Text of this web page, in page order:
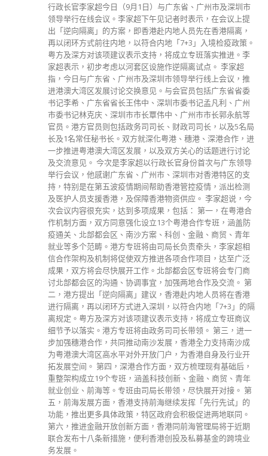
行政长官李家超今日（9月1日）与广东省、广州市及深圳市
领导举行在线会议。李家超下午见记者时表示，在会议上提
出「逆向隔离」的方案，即香港赴内地人员先在香港隔离，
再以闭环方式前往内地，以符合内地「7+3」入境检疫政策。
粤方及深方对该项建议表示支持，将成立专班落实推进。李
家超表示，初步考虑以河套区设施作逆隔离试点。 李家超
指，今日与广东省、广州市及深圳市领导举行线上会议，推
进港澳大湾区发展讨论交换意见。与会官员包括广东省省委
书记李希、广东省省长王伟中、深圳市委书记孟凡利、广州
市委书记林克庆、深圳市市长覃伟中、广州市市长郭永航等
官员。港方官员则包括政务司司长、财政司司长，以及5名局
长及1名常任秘书长。双方就深化粤港、穗港、深港合作，进
一步推进粤港澳大湾区发展，以及双方关心的话题进行讨论
及交流意见。 今次是李家超以行政长官身份首次与广东领导
举行会议，他感谢广东省、广州市、深圳市对香港特区的支
持，特别是在第五波疫情期间帮助香港管控疫情，派出检测
及医护人员支援香港，及保障香港物资供应。 李家超说，今
次会议内容很充实，达到多项成果，包括： 第一，在粤港合
作机制方面，双方同意强化设立13个粤港合作专班，涵盖防
疫通关、北部都会区、南沙方案、科创、金融、商贸、青年
就业等多个范畴。港方专班将由司局长负责牵头，李家超相
信合作架构及机制将促使双方推进各项合作项目，达至广泛
成果，双方将会尽快展开工作。北部都会区专班将会专门商
讨北部都会区的沟通、协调事宜，加强两地合作及交流。 第
二，港方提出「逆向隔离」建议，香港赴内地人员将在香港
进行隔离，再以闭环方式进入深圳，以符合内地「7+3」的隔
离规定。粤方及深方对该项建议表示支持，将成立专班商议
细节予以落实。港方专班将由政务司司长带领。 第三，进一
步加强穗港合作，共同推动南沙发展，香港全力支持南沙成
为粤港澳大湾区高水平对外开放门户，为香港自身及行业开
拓发展空间。 第四，深港合作方面，双方梳理现有基础后，
重整架构成立19个专班，涵盖科技创新、金融、商贸、青年
就业创业、前海等。专班由司局长带领，尽快展开对接。 第
五，前海发展方面，香港支持前海继续发挥「先行先试」的
功能，推出更多具体政策，特区政府会积极促进两地联同。
第六，推进金融开放创新方面，香港同前海管理局将于近期
联合发布十八条新措施，便利香港创投及私募基金的跨境业
务发展。